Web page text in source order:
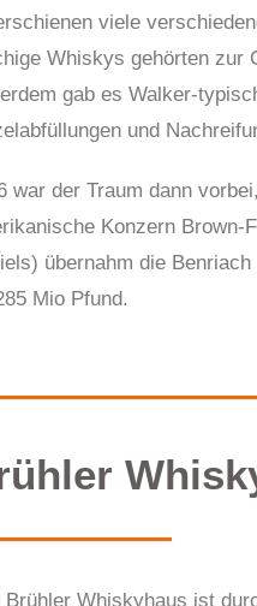
viele
Whiskys gehörten zur
gab es Walker-
und
war der Traum dann
Konzern Brown-
übernahm die
Mio Pfund.
Brühler Whiskyhaus ist